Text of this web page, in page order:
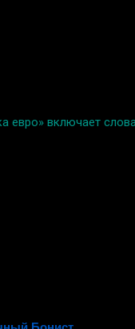
включает слова